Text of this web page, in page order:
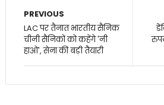
PREVIOUS
LAC पर तैनात भारतीय सैनिक
चीनी सैनिकों को कहेंगे 'नी
हाओ', सेना की बड़ी तैयारी